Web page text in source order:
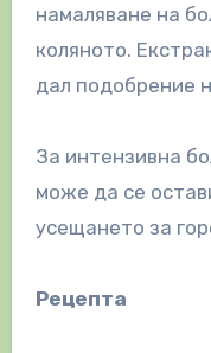
намаляване на
коляното.
дал подобрение
За интензивна
може да се
усещането за
Рецепта